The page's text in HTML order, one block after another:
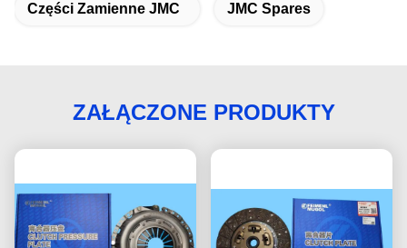
Części Zamienne JMC JMC Spares
ZAŁĄCZONE PRODUKTY